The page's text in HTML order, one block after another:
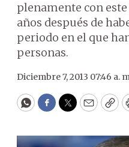
plenamente con
años después de
periodo en el que
personas.
Diciembre 7, 2013 07:46 a.
WhatsApp
Facebook
Twitter
Email